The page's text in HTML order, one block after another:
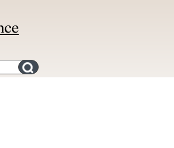
Search for an bibliography